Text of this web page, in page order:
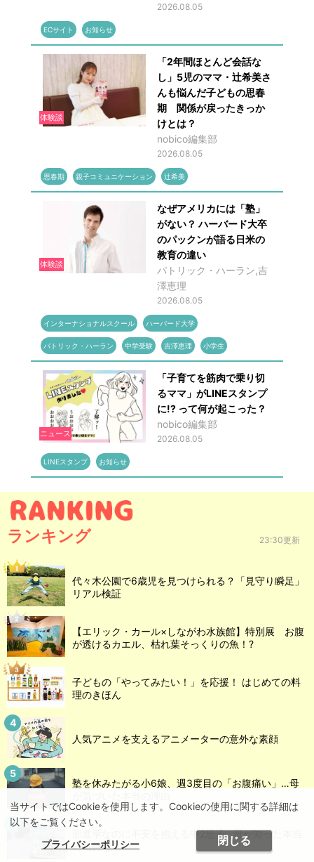
当サイトではCookieを使用します。Cookieの使用に関する詳細は
以下をご覧ください。
プライバシーポリシー
閉じる
2026.08.05
ECサイト お知らせ
体験談
「2年間ほとんど会話な
し」5児のママ・辻希美さ
んも悩んだ子どもの思春
期 関係が戻ったきっか
けとは？
nobico編集部
2026.08.05
思春期 親子コミュニケーション 辻希美
体験談
なぜアメリカには「塾」
がない？ ハーバード大卒
のパックンが語る日米の
教育の違い
パトリック・ハーラン,吉
澤恵理
2026.08.05
インターナショナルスクール ハーバード大学
パトリック・ハーラン 中学受験 吉澤恵理 小学生
ニュース
「子育てを筋肉で乗り切
るママ」がLINEスタンプ
に!? って何が起こった？
nobico編集部
2026.08.05
LINEスタンプ お知らせ
ランキング 23:30更新
代々木公園で6歳児を見つけられる？「見守り瞬足」
リアル検証
【エリック・カール×しながわ水族館】特別展 お腹
が透けるカエル、枯れ葉そっくりの魚！?
子どもの「やってみたい！」を応援！ はじめての料
理のきほん
人気アニメを支えるアニメーターの意外な素顔
塾を休みたがる小6娘、週3度目の「お腹痛い」…母
部進学なのに不安を抱える中2息子…母が知った本当
の気持ち